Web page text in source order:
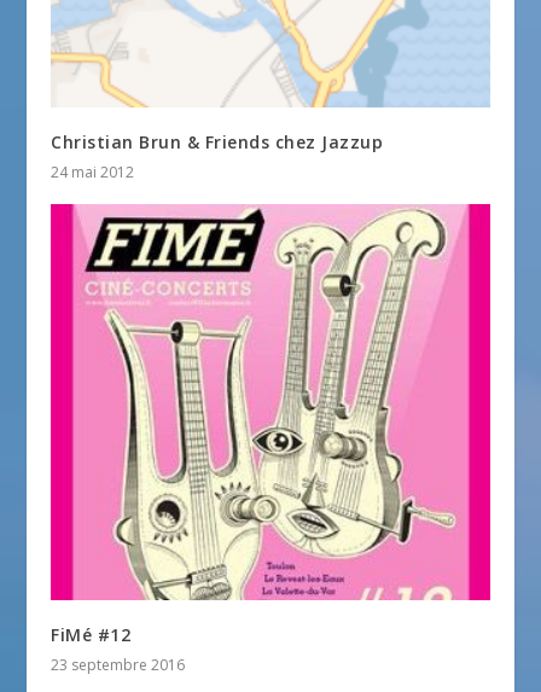
Christian Brun & Friends chez Jazzup
24 mai 2012
FiMé #12
23 septembre 2016